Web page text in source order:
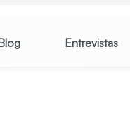
Entrevistas